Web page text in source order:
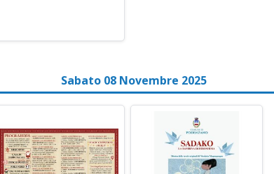
Sabato 08 Novembre 2025